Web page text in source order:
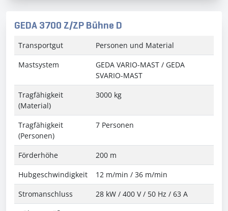
GEDA 3700 Z/ZP Bühne D
Transportgut
Personen und Material
Mastsystem
GEDA VARIO-MAST / GEDA
SVARIO-MAST
Tragfähigkeit
(Material)
3000 kg
Tragfähigkeit
(Personen)
7 Personen
Förderhöhe
200 m
Hubgeschwindigkeit
12 m/min / 36 m/min
Stromanschluss
28 kW / 400 V / 50 Hz / 63 A